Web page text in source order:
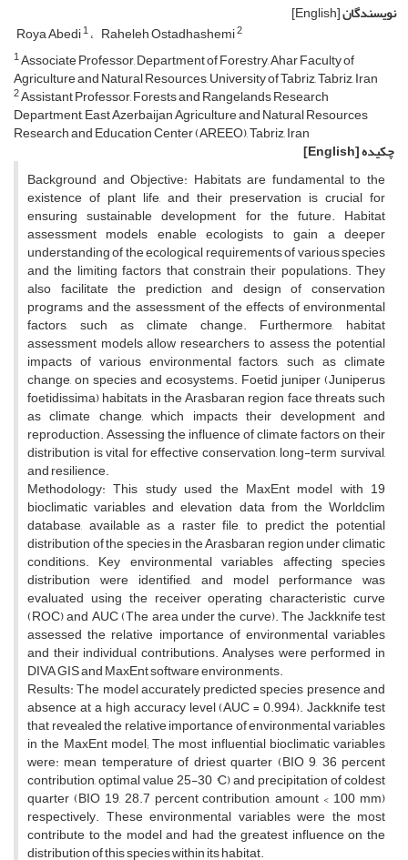
نویسندگان[English]
Roya Abedi1 Raheleh Ostadhashemi2
1Associate Professor, Department of Forestry, Ahar Faculty of
Agriculture and Natural Resources, University of Tabriz, Tabriz, Iran
2Assistant Professor, Forests and Rangelands Research
Department, East Azerbaijan Agriculture and Natural Resources
Research and Education Center (AREEO), Tabriz, Iran
چکیده[English]
Background and Objective: Habitats are fundamental to the
existence of plant life, and their preservation is crucial for
ensuring sustainable development for the future. Habitat
assessment models enable ecologists to gain a deeper
understanding of the ecological requirements of various species
and the limiting factors that constrain their populations. They
also facilitate the prediction and design of conservation
programs and the assessment of the effects of environmental
factors, such as climate change. Furthermore, habitat
assessment models allow researchers to assess the potential
impacts of various environmental factors, such as climate
change, on species and ecosystems. Foetid juniper (Juniperus
foetidissima) habitats in the Arasbaran region face threats such
as climate change, which impacts their development and
reproduction. Assessing the influence of climate factors on their
distribution is vital for effective conservation, long-term survival,
and resilience.
Methodology: This study used the MaxEnt model with 19
bioclimatic variables and elevation data from the Worldclim
database, available as a raster file, to predict the potential
distribution of the species in the Arasbaran region under climatic
conditions. Key environmental variables affecting species
distribution were identified, and model performance was
evaluated using the receiver operating characteristic curve
(ROC) and AUC (The area under the curve). The Jackknife test
assessed the relative importance of environmental variables
and their individual contributions. Analyses were performed in
DIVA GIS and MaxEnt software environments.
Results: The model accurately predicted species presence and
absence at a high accuracy level (AUC = 0.994). Jackknife test
that revealed the relative importance of environmental variables
in the MaxEnt model; The most influential bioclimatic variables
were: mean temperature of driest quarter (BIO 9, 36 percent
contribution, optimal value 25-30 °C) and precipitation of coldest
quarter (BIO 19, 28.7 percent contribution, amount < 100 mm)
respectively. These environmental variables were the most
contribute to the model and had the greatest influence on the
distribution of this species within its habitat.